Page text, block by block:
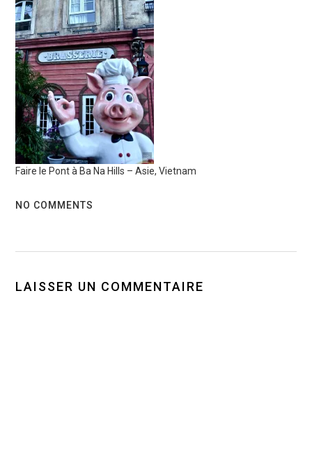
Faire le Pont à Ba Na Hills – Asie, Vietnam
NO COMMENTS
LAISSER UN COMMENTAIRE